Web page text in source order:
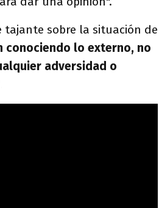
sobre la situación de
conociendo lo externo, no
adversidad o